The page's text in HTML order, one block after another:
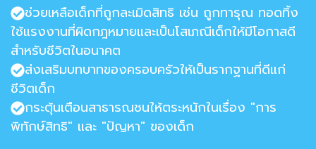
ช่วยเหลือเด็กที่ถูกละเมิดสิทธิ เช่น ถูกทารุณ ทอดทิ้ง
ใช้แรงงานที่ผิดกฎหมายและเป็นโสเภณีเด็กให้มีโอกาสดี
สำหรับชีวิตในอนาคต
ส่งเสริมบทบาทของครอบครัวให้เป็นรากฐานที่ดีแก่
ชีวิตเด็ก
กระตุ้นเตือนสาธารณชนให้ตระหนักในเรื่อง "การ
พิทักษ์สิทธิ" และ "ปัญหา" ของเด็ก